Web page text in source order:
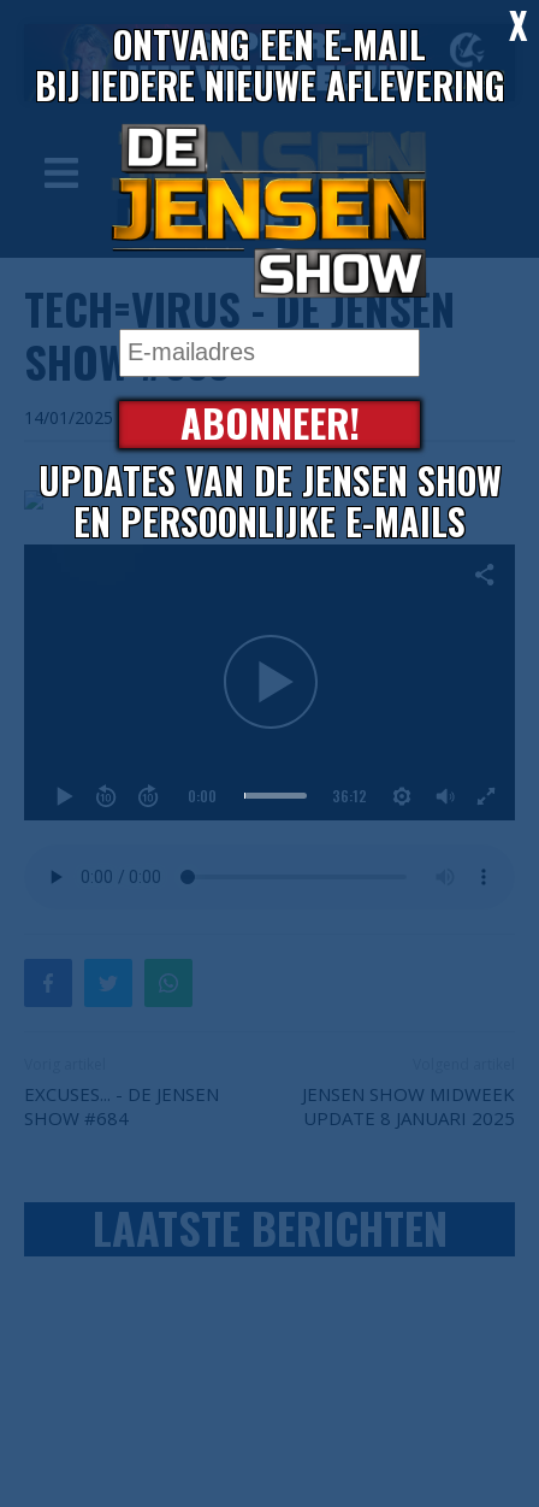
TECH=VIRUS - DE JENSEN
SHOW #683
14/01/2025
0:00 36:12
EXCUSES... - DE JENSEN
SHOW #684
JENSEN SHOW MIDWEEK
UPDATE 8 JANUARI 2025
LAATSTE BERICHTEN
X
ONTVANG EEN E-MAIL
BIJ IEDERE NIEUWE AFLEVERING
ABONNEER!
UPDATES VAN DE JENSEN SHOW
EN PERSOONLIJKE E-MAILS